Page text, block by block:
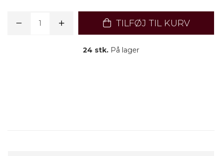
TILFØJ TIL KURV
24 stk. På lager